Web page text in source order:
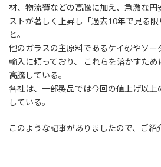
材、物流費などの高騰に加え、急激な円
ストが著しく上昇し「過去10年で見る
と。
他のガラスの主原料であるケイ砂やソー
輸入に頼っており、 これらを溶かすた
高騰している。
各社は、一部製品では今回の値上げ以上
している。
このような記事がありましたので、ご紹